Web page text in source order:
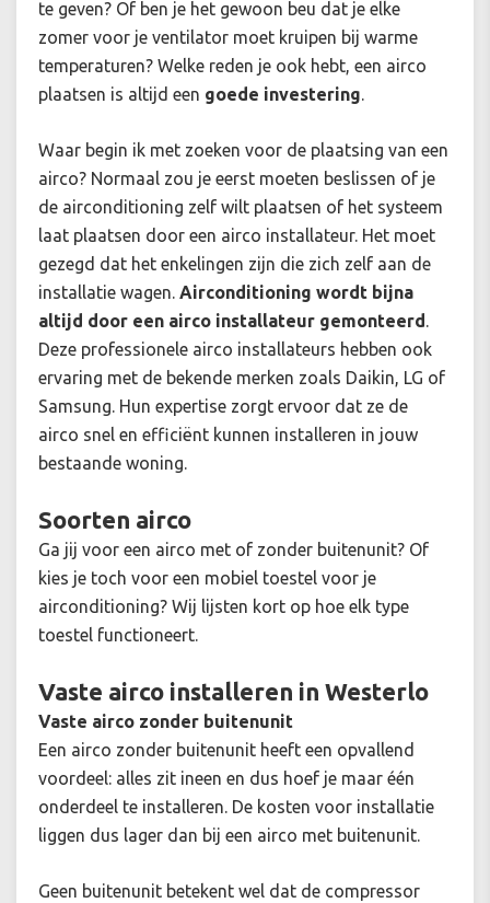
te geven? Of ben je het gewoon beu dat je elke
zomer voor je ventilator moet kruipen bij warme
temperaturen? Welke reden je ook hebt, een airco
plaatsen is altijd een goede investering.
Waar begin ik met zoeken voor de plaatsing van een
airco? Normaal zou je eerst moeten beslissen of je
de airconditioning zelf wilt plaatsen of het systeem
laat plaatsen door een airco installateur. Het moet
gezegd dat het enkelingen zijn die zich zelf aan de
installatie wagen. Airconditioning wordt bijna
altijd door een airco installateur gemonteerd.
Deze professionele airco installateurs hebben ook
ervaring met de bekende merken zoals Daikin, LG of
Samsung. Hun expertise zorgt ervoor dat ze de
airco snel en efficiënt kunnen installeren in jouw
bestaande woning.
Soorten airco
Ga jij voor een airco met of zonder buitenunit? Of
kies je toch voor een mobiel toestel voor je
airconditioning? Wij lijsten kort op hoe elk type
toestel functioneert.
Vaste airco installeren in Westerlo
Vaste airco zonder buitenunit
Een airco zonder buitenunit heeft een opvallend
voordeel: alles zit ineen en dus hoef je maar één
onderdeel te installeren. De kosten voor installatie
liggen dus lager dan bij een airco met buitenunit.
Geen buitenunit betekent wel dat de compressor